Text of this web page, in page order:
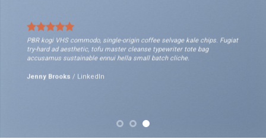
PBR kogi VHS commodo, single-origin coffee selvage kale chips. Fugiat
try-hard ad aesthetic, tofu master cleanse typewriter tote bag
accusamus sustainable ennui hella small batch cliche.
Jenny Brooks / LinkedIn